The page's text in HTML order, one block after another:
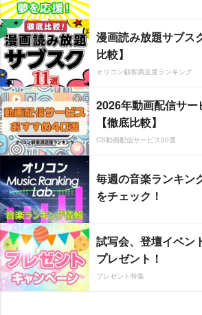
漫画読み放題サブス
比較】
オリコン顧客満足度ランキング
2026年動画配信サ
【徹底比較】
CS動画配信サービス20選
毎週の音楽ランキン
をチェック！
試写会、登壇イベン
プレゼント！
プレゼント特集